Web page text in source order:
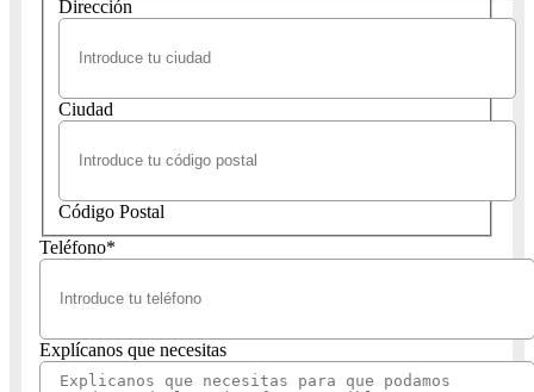
Dirección
Ciudad
Código Postal
Teléfono*
Explícanos que necesitas